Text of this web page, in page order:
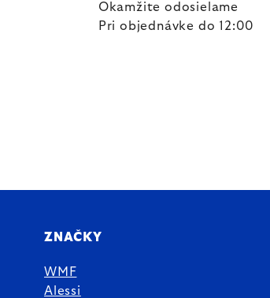
Okamžite odosielame
Pri objednávke do 12:00
ZNAČKY
WMF
Alessi